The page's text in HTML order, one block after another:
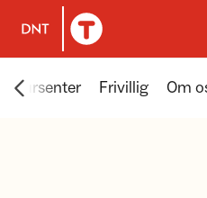
Til DNT.no forside
Scroll menyen mot venstre
Tursenter Frivillig Om